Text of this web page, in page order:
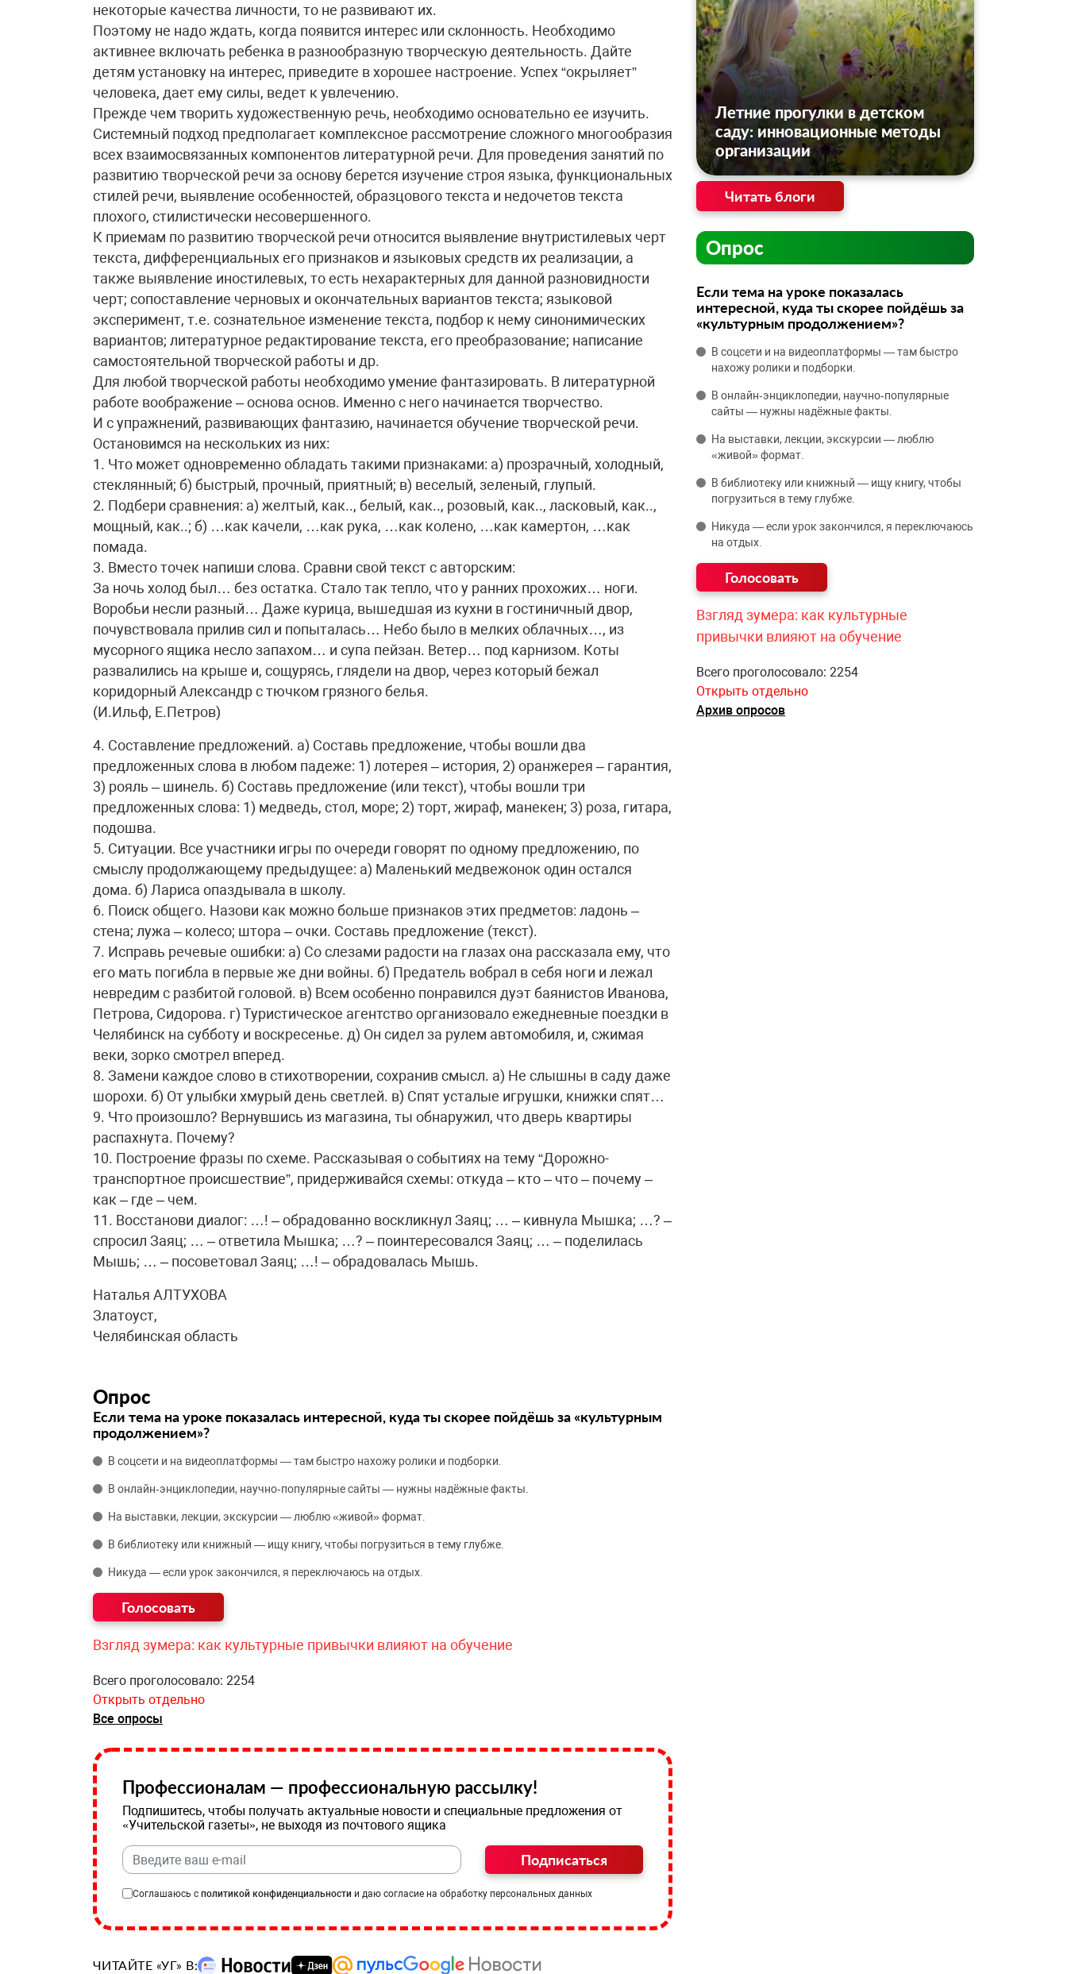
некоторые качества личности, то не развивают их.
Поэтому не надо ждать, когда появится интерес или склонность. Необходимо
активнее включать ребенка в разнообразную творческую деятельность. Дайте
детям установку на интерес, приведите в хорошее настроение. Успех “окрыляет”
человека, дает ему силы, ведет к увлечению.
Прежде чем творить художественную речь, необходимо основательно ее изучить.
Системный подход предполагает комплексное рассмотрение сложного многообразия
всех взаимосвязанных компонентов литературной речи. Для проведения занятий по
развитию творческой речи за основу берется изучение строя языка, функциональных
стилей речи, выявление особенностей, образцового текста и недочетов текста
плохого, стилистически несовершенного.
К приемам по развитию творческой речи относится выявление внутристилевых черт
текста, дифференциальных его признаков и языковых средств их реализации, а
также выявление иностилевых, то есть нехарактерных для данной разновидности
черт; сопоставление черновых и окончательных вариантов текста; языковой
эксперимент, т.е. сознательное изменение текста, подбор к нему синонимических
вариантов; литературное редактирование текста, его преобразование; написание
самостоятельной творческой работы и др.
Для любой творческой работы необходимо умение фантазировать. В литературной
работе воображение – основа основ. Именно с него начинается творчество.
И с упражнений, развивающих фантазию, начинается обучение творческой речи.
Остановимся на нескольких из них:
1. Что может одновременно обладать такими признаками: а) прозрачный, холодный,
стеклянный; б) быстрый, прочный, приятный; в) веселый, зеленый, глупый.
2. Подбери сравнения: а) желтый, как.., белый, как.., розовый, как.., ласковый, как..,
мощный, как..; б) …как качели, …как рука, …как колено, …как камертон, …как
помада.
3. Вместо точек напиши слова. Сравни свой текст с авторским:
За ночь холод был… без остатка. Стало так тепло, что у ранних прохожих… ноги.
Воробьи несли разный… Даже курица, вышедшая из кухни в гостиничный двор,
почувствовала прилив сил и попыталась… Небо было в мелких облачных…, из
мусорного ящика несло запахом… и супа пейзан. Ветер… под карнизом. Коты
развалились на крыше и, сощурясь, глядели на двор, через который бежал
коридорный Александр с тючком грязного белья.
(И.Ильф, Е.Петров)
4. Составление предложений. а) Составь предложение, чтобы вошли два
предложенных слова в любом падеже: 1) лотерея – история, 2) оранжерея – гарантия,
3) рояль – шинель. б) Составь предложение (или текст), чтобы вошли три
предложенных слова: 1) медведь, стол, море; 2) торт, жираф, манекен; 3) роза, гитара,
подошва.
5. Ситуации. Все участники игры по очереди говорят по одному предложению, по
смыслу продолжающему предыдущее: а) Маленький медвежонок один остался
дома. б) Лариса опаздывала в школу.
6. Поиск общего. Назови как можно больше признаков этих предметов: ладонь –
стена; лужа – колесо; штора – очки. Составь предложение (текст).
7. Исправь речевые ошибки: а) Со слезами радости на глазах она рассказала ему, что
его мать погибла в первые же дни войны. б) Предатель вобрал в себя ноги и лежал
невредим с разбитой головой. в) Всем особенно понравился дуэт баянистов Иванова,
Петрова, Сидорова. г) Туристическое агентство организовало ежедневные поездки в
Челябинск на субботу и воскресенье. д) Он сидел за рулем автомобиля, и, сжимая
веки, зорко смотрел вперед.
8. Замени каждое слово в стихотворении, сохранив смысл. а) Не слышны в саду даже
шорохи. б) От улыбки хмурый день светлей. в) Спят усталые игрушки, книжки спят…
9. Что произошло? Вернувшись из магазина, ты обнаружил, что дверь квартиры
распахнута. Почему?
10. Построение фразы по схеме. Рассказывая о событиях на тему “Дорожно-
транспортное происшествие”, придерживайся схемы: откуда – кто – что – почему –
как – где – чем.
11. Восстанови диалог: …! – обрадованно воскликнул Заяц; … – кивнула Мышка; …? –
спросил Заяц; … – ответила Мышка; …? – поинтересовался Заяц; … – поделилась
Мышь; … – посоветовал Заяц; …! – обрадовалась Мышь.
Наталья АЛТУХОВА
Златоуст,
Челябинская область
Опрос
Если тема на уроке показалась интересной, куда ты скорее пойдёшь за «культурным
продолжением»?
В соцсети и на видеоплатформы — там быстро нахожу ролики и подборки.
В онлайн‑энциклопедии, научно‑популярные сайты — нужны надёжные факты.
На выставки, лекции, экскурсии — люблю «живой» формат.
В библиотеку или книжный — ищу книгу, чтобы погрузиться в тему глубже.
Никуда — если урок закончился, я переключаюсь на отдых.
Взгляд зумера: как культурные привычки влияют на обучение
Всего проголосовало: 2254
Открыть отдельно
Все опросы
Профессионалам — профессиональную рассылку!
Подпишитесь, чтобы получать актуальные новости и специальные предложения от
«Учительской газеты», не выходя из почтового ящика
Подписаться
Соглашаюсь с политикой конфиденциальности и даю согласие на обработку персональных данных
ЧИТАЙТЕ «УГ» В:
Летние прогулки в детском
саду: инновационные методы
организации
Читать блоги
Опрос
Если тема на уроке показалась
интересной, куда ты скорее пойдёшь за
«культурным продолжением»?
В соцсети и на видеоплатформы — там быстро
нахожу ролики и подборки.
В онлайн‑энциклопедии, научно‑популярные
сайты — нужны надёжные факты.
На выставки, лекции, экскурсии — люблю
«живой» формат.
В библиотеку или книжный — ищу книгу, чтобы
погрузиться в тему глубже.
Никуда — если урок закончился, я переключаюсь
на отдых.
Взгляд зумера: как культурные
привычки влияют на обучение
Всего проголосовало: 2254
Открыть отдельно
Архив опросов